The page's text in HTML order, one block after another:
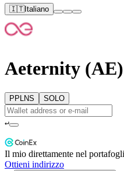
🇮🇹Italiano
Aeternity
PPLNS SOLO
↵
Il mio direttamente nel
Ottieni indirizzo